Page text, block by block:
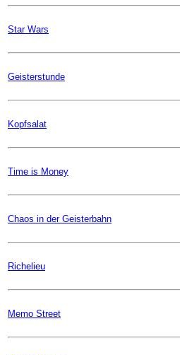
Star Wars
Geisterstunde
Kopfsalat
Time is Money
Chaos in der Geisterbahn
Richelieu
Memo Street